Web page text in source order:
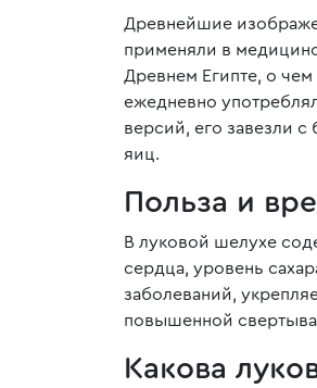
Древнейшие
применяли в
Древнем Египте, о
ежедневно
версий, его завезли
яиц.
Польза и
В луковой шелухе
сердца, уровень
заболеваний,
повышенной
Какова